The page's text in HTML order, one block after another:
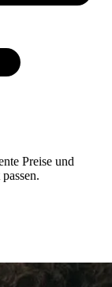
Preise und